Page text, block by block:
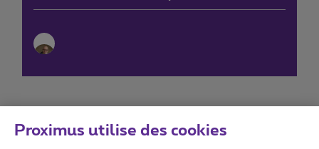
Proximus utilise des cookies